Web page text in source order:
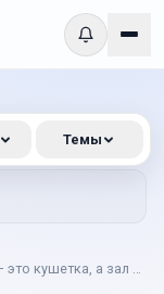
кушетка, а зал –
Темы